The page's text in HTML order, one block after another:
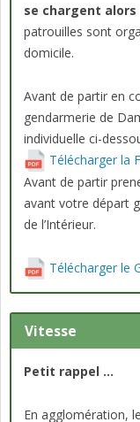
se chargent
patrouilles sont
domicile.
Avant de partir en
gendarmerie de
individuelle ci-
Télécharger la
Avant de partir
avant votre départ
de l’Intérieur.
Télécharger le
Vitesse
Petit rappel …
En agglomération,